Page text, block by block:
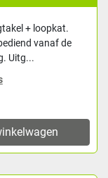
+ loopkat.
vanaf de
Uitg...